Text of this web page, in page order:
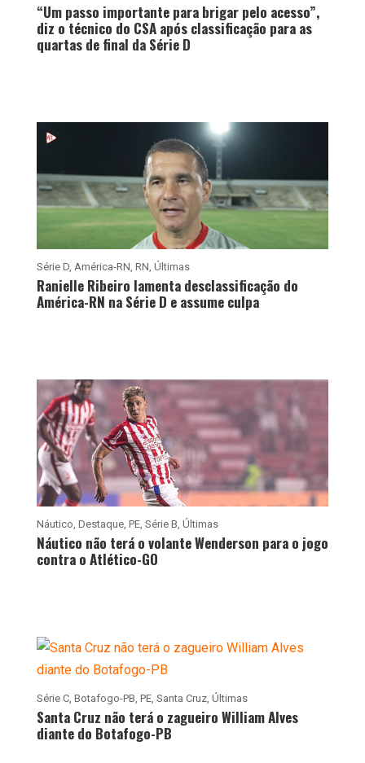
“Um passo importante para brigar pelo acesso”,
diz o técnico do CSA após classificação para as
quartas de final da Série D
Série D, América-RN RN Últimas
Ranielle Ribeiro lamenta desclassificação do
América-RN na Série D e assume culpa
Náutico Destaque, PE, Série B Últimas
Náutico não terá o volante Wenderson para o jogo
contra o Atlético-GO
Série C, Botafogo-PB PE, Santa Cruz, Últimas
Santa Cruz não terá o zagueiro William Alves
diante do Botafogo-PB